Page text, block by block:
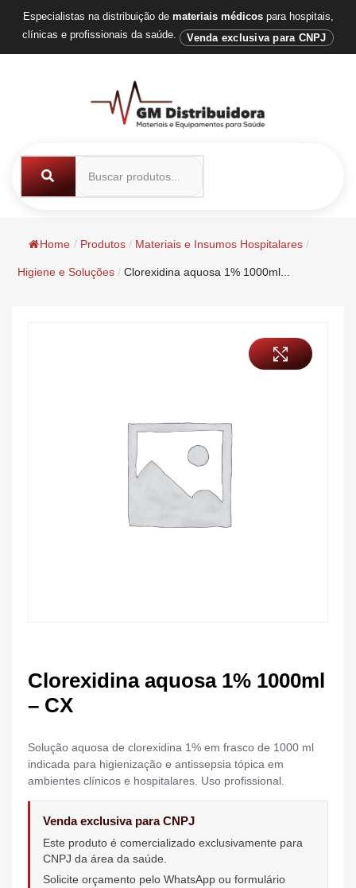
Especialistas na distribuição de materiais médicospara hospitais,
clínicas e profissionais da saúde.
Venda exclusiva para CNPJ
Home / Produtos / Materiais e Insumos Hospitalares /
Higiene e Soluções / Clorexidina aquosa 1% 1000ml...
Clorexidina aquosa 1% 1000ml
– CX
Solução aquosa de clorexidina 1% em frasco de 1000 ml
indicada para higienização e antissepsia tópica em
ambientes clínicos e hospitalares. Uso profissional.
Venda exclusiva para CNPJ
Este produto é comercializado exclusivamente para
CNPJ da área da saúde.
Solicite orçamento pelo WhatsApp ou formulário